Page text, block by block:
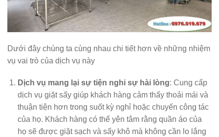
Dưới đây chúng ta cùng nhau chi tiết hơn về những nhiệm
vụ vai trò của dịch vụ này
Dịch vụ mang lại sự tiện nghi sự hài lòng: Cung cấp
dịch vụ giặt sấy giúp khách hàng cảm thấy thoải mái và
thuận tiện hơn trong suốt kỳ nghỉ hoặc chuyến công tác
của họ. Khách hàng có thể yên tâm rằng quần áo của
họ sẽ được giặt sạch và sấy khô mà không cần lo lắng